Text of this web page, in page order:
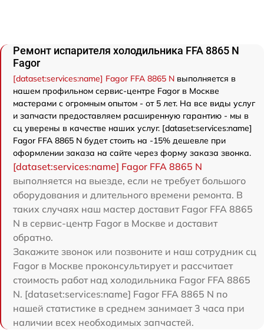
Ремонт испарителя холодильника FFA 8865 N
Fagor
[dataset:services:name] Fagor FFA 8865 N выполняется в
нашем профильном сервис-центре Fagor в Москве
мастерами с огромным опытом - от 5 лет. На все виды услуг
и запчасти предоставляем расширенную гарантию - мы в
сц уверены в качестве наших услуг. [dataset:services:name]
Fagor FFA 8865 N будет стоить на -15% дешевле при
оформлении заказа на сайте через форму заказа звонка.
[dataset:services:name] Fagor FFA 8865 N
выполняется на выезде, если не требует большого
оборудования и длительного времени ремонта. В
таких случаях наш мастер доставит Fagor FFA 8865
N в сервис-центр Fagor в Москве и доставит
обратно.
Закажите звонок или позвоните и наш сотрудник сц
Fagor в Москве проконсультирует и рассчитает
стоимость работ над холодильника Fagor FFA 8865
N. [dataset:services:name] Fagor FFA 8865 N по
нашей статистике в среднем занимает 3 часа при
наличии всех необходимых запчастей.